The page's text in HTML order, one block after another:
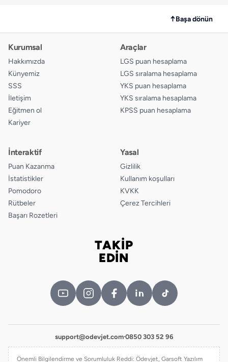
↑Başa dönün
Kurumsal
Hakkımızda
Künyemiz
SSS
İletişim
Eğitmen ol
Kariyer
Araçlar
LGS puan hesaplama
LGS sıralama hesaplama
YKS puan hesaplama
YKS sıralama hesaplama
KPSS puan hesaplama
İnteraktif
Puan Kazanma
İstatistikler
Pomodoro
Rütbeler
Başarı Rozetleri
Yasal
Gizlilik
Kullanım koşulları
KVKK
Çerez Tercihleri
TAKİP
EDİN
support@odevjet.com·0850 303 52 96
Önemli Bilgilendirme ve Sorumluluk Reddi: Ödevjet, Garsoft Yazılım